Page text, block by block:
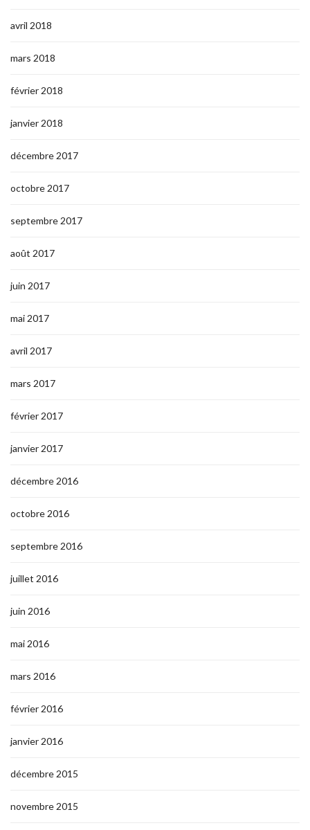
avril 2018
mars 2018
février 2018
janvier 2018
décembre 2017
octobre 2017
septembre 2017
août 2017
juin 2017
mai 2017
avril 2017
mars 2017
février 2017
janvier 2017
décembre 2016
octobre 2016
septembre 2016
juillet 2016
juin 2016
mai 2016
mars 2016
février 2016
janvier 2016
décembre 2015
novembre 2015